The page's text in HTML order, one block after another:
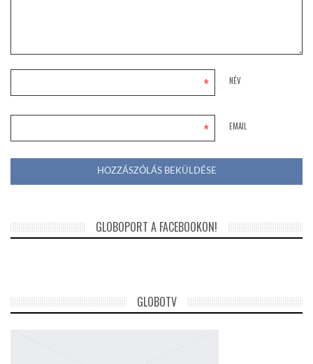
NÉV
*
EMAIL
*
GLOBOPORT A FACEBOOKON!
GLOBOTV